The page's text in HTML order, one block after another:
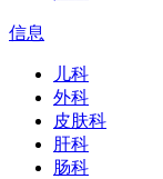
信息
儿科
外科
皮肤科
肝科
肠科